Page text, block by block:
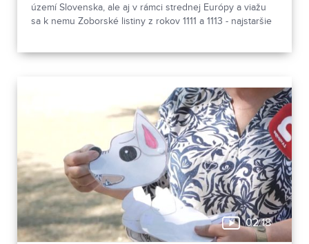
území Slovenska, ale aj v rámci strednej Európy a viažu
sa k nemu Zoborské listiny z rokov 1111 a 1113 - najstaršie
02:18